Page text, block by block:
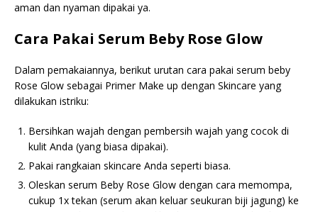
aman dan nyaman dipakai ya.
Cara Pakai Serum Beby Rose Glow
Dalam pemakaiannya, berikut urutan cara pakai serum beby
Rose Glow sebagai Primer Make up dengan Skincare yang
dilakukan istriku:
Bersihkan wajah dengan pembersih wajah yang cocok di
kulit Anda (yang biasa dipakai).
Pakai rangkaian skincare Anda seperti biasa.
Oleskan serum Beby Rose Glow dengan cara memompa,
cukup 1x tekan (serum akan keluar seukuran biji jagung) ke